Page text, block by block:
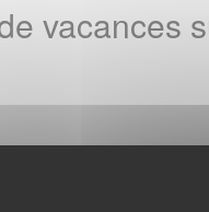
vacances